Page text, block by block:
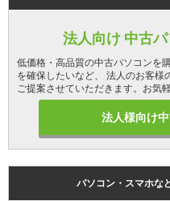
法人向け 中古
低価格・高品質の中古パソコンを
を確保したいなど、 法人のお客様
ご提案させていただきます。お気
法人様向け
パソコン・スマホな